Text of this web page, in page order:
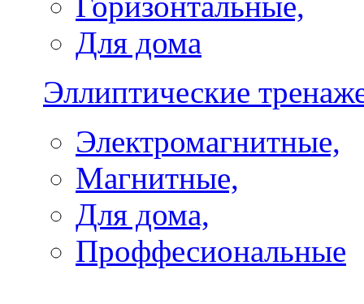
Для дома
Эллиптические
Электромагнитные,
Магнитные,
Для дома,
Проффесиональные